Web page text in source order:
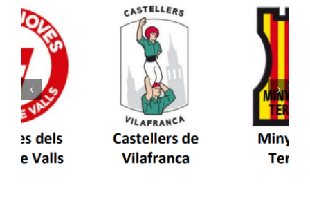
Els Castellers de Vilafranca unieixen tradició i
patrimoni en un viatge de colla a la Vall
d’Aran i a la Vall de Boí